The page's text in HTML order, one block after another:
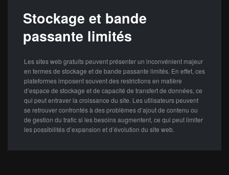
Stockage et bande
passante limités
Les sites web gratuits peuvent présenter un inconvénient majeur
en termes de stockage et de bande passante limités. En effet, ces
plateformes imposent souvent des restrictions en matière
d’espace de stockage et de capacité de transfert de données, ce
qui peut entraver la croissance du site. Les utilisateurs peuvent
se retrouver confrontés à des problèmes d’ajout de contenu ou
de gestion du trafic si les besoins augmentent, ce qui peut limiter
les possibilités d’expansion et d’évolution du site web.